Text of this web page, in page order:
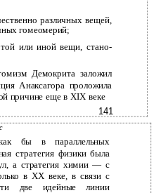
различных вещей,
гомеомерий;
той или иной вещи, стано­
Демокрита заложил
Анаксагора проложила
причине еще в XIX веке
141
бы в параллельных
стратегия физики была
а стратегия химии — с
в XX веке, в связи с
две идейные линии